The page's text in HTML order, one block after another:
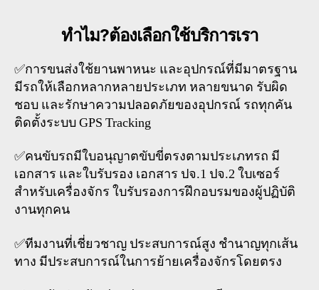
ทำไม?ต้องเลือกใช้บริการเรา
✅การขนส่งใช้ยานพาหนะ และอุปกรณ์ที่มีมาตรฐาน
มีรถให้เลือกหลากหลายประเภท หลายขนาด รับผิด
ชอบ และรักษาความปลอดภัยของอุปกรณ์ รถทุกคัน
ติดตั้งระบบ GPS Tracking
✅คนขับรถมีใบอนุญาตขับขี่ตรงตามประเภทรถ มี
เอกสาร และใบรับรอง เอกสาร ปจ.1 ปจ.2 ใบเซอร์
สำหรับเครื่องจักร ใบรับรองการฝึกอบรมของผู้ปฏิบัติ
งานทุกคน
✅ทีมงานที่เชี่ยวชาญ ประสบการณ์สูง ชำนาญทุกเส้น
ทาง มีประสบการณ์ในการย้ายเครื่องจักรโดยตรง